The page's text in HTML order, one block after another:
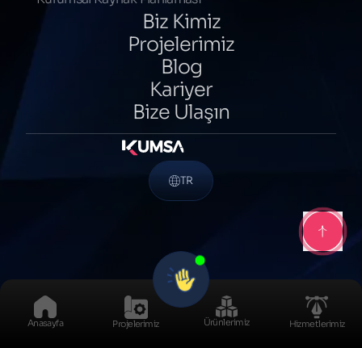
Biz Kimiz
Projelerimiz
Blog
Kariyer
Bize Ulaşın
TR
Anasayfa Projelerimiz Ürünlerimiz Hizmetlerimiz